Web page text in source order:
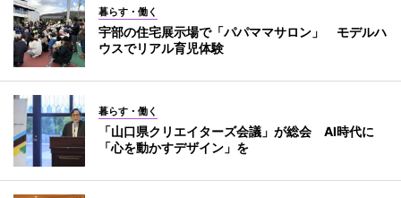
暮らす・働く
宇部の住宅展示場で「パパママサロン」 モデルハ
ウスでリアル育児体験
暮らす・働く
「山口県クリエイターズ会議」が総会 AI時代に
「心を動かすデザイン」を